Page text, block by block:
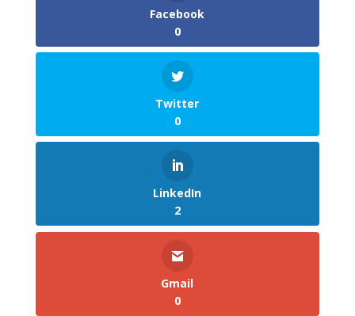
Facebook
0
Twitter
0
LinkedIn
2
Gmail
0